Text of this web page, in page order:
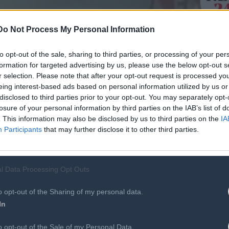
Not Process My Personal Information
opt-out of the sale, sharing to third parties, or processing of your
for targeted advertising by us, please use the below opt-out
selection. Please note that after your opt-out request is processed
interest-based ads based on personal information utilized by us
to third parties prior to your opt-out. You may separately
of your personal information by third parties on the IAB’s list of
This information may also be disclosed by us to third parties on the
Participants that may further disclose it to other third parties.
Data Processing Opt Outs
opt-out of the Sharing of my personal data.
opt-out of the Sale of my Personal Data.
χιλιόμετρο της Εθνικής Οδού Πρέβεζας –
φωτιά σε νταλίκα που μετέφερε αυτοκίνητα.